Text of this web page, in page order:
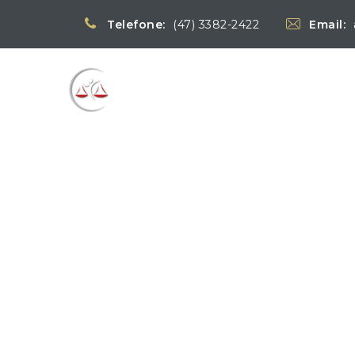
Telefone: (47) 3382-2422 Email: